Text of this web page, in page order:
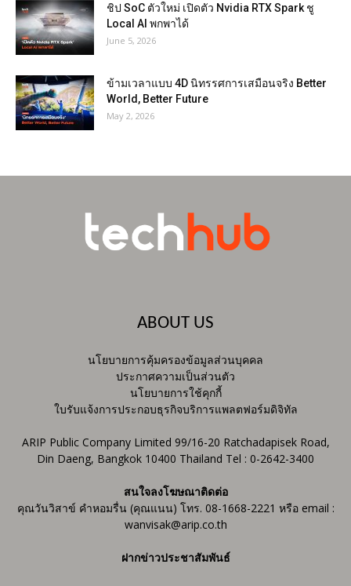
ชิป SoC ตัวใหม่ เปิดตัว Nvidia RTX Spark ชู
Local AI พกพาได้
June 5, 2026
ข้ามเวลาแบบ 4D นิทรรศการเสมือนจริง Better
World, Better Future
May 2, 2026
ABOUT US
นโยบายการคุ้มครองข้อมูลส่วนบุคคล
ประกาศความเป็นส่วนตัว
นโยบายการใช้คุกกี้
ใบรับแจ้งการประกอบธุรกิจบริการแพลตฟอร์มดิจิทัล
ARIP Public Company Limited 99/16-20 Ratchadapisek Road,
Din Daeng, Bangkok 10400 Thailand Tel : 0-2642-3400
สนใจลงโฆษณาติดต่อ
คุณวันวิสาข์ คำหอมรื่น (คุณแนน) โทร. 08-1668-2221 หรือ email :
wanvisak@arip.co.th
ฝากข่าวประชาสัมพันธ์